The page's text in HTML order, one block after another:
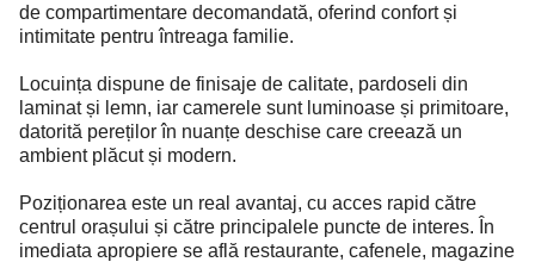
de compartimentare decomandată, oferind confort și
intimitate pentru întreaga familie.
Locuința dispune de finisaje de calitate, pardoseli din
laminat și lemn, iar camerele sunt luminoase și primitoare,
datorită pereților în nuanțe deschise care creează un
ambient plăcut și modern.
Poziționarea este un real avantaj, cu acces rapid către
centrul orașului și către principalele puncte de interes. În
imediata apropiere se află restaurante, cafenele, magazine